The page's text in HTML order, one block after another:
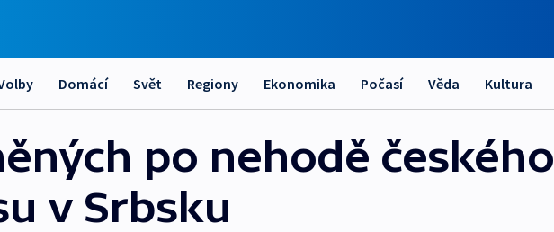
Domácí Svět Regiony Ekonomika Počasí Věda Kultura
po nehodě českého
v Srbsku